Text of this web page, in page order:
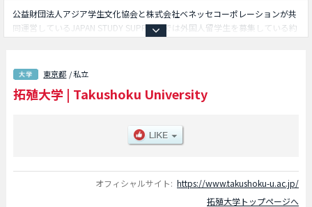
公益財団法人アジア学生文化協会と株式会社ベネッセコーポレーションが共
同運営しているJAPAN STUDY SUPPORTでは外国人留学生を募集している約
外国語学部や工学部や国際学部等、学部別情報や、募集定員や合格者数など
入試情報、施設案内、アクセスなど外国人留学生に必要な情報を掲載してい
るので是非ご利用ください。
東京都 / 私立
拓殖大学 | Takushoku University
オフィシャルサイト: https://www.takushoku-u.ac.jp/
拓殖大学トップページへ